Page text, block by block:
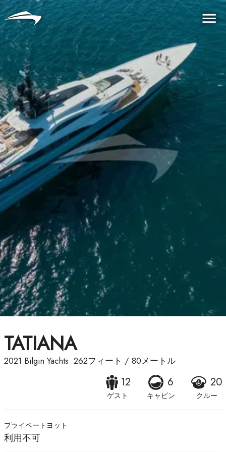
TATIANA
2021 Bilgin Yachts 262フィート / 80メートル
12
ゲスト
6
キャビン
20
クルー
プライベートヨット
利用不可
言語
通貨